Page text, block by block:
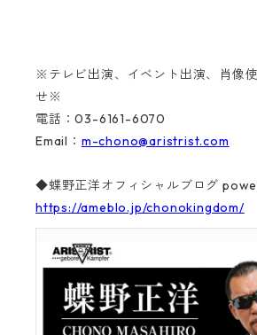
※テレビ出演、イベント出演、肖像
せ※
電話：03-6161-6070
Email： m-chono@aristrist.com
◆蝶野正洋オフィシャルブログ
https://ameblo.jp/chonokingdom/